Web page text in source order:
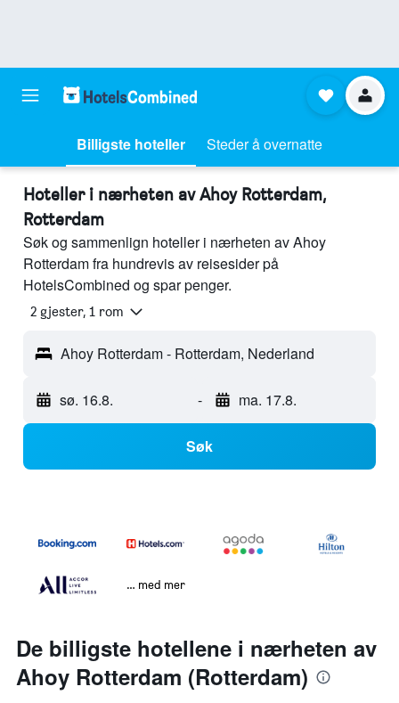
Billigste hoteller Steder å overnatte
Hoteller i nærheten av Ahoy Rotterdam,
Rotterdam
Søk og sammenlign hoteller i nærheten av Ahoy
Rotterdam fra hundrevis av reisesider på
HotelsCombined og spar penger.
2 gjester, 1 rom
Ahoy Rotterdam - Rotterdam, Nederland
sø. 16.8. - ma. 17.8.
Søk
… med mer
De billigste hotellene i nærheten av
Ahoy Rotterdam (Rotterdam)